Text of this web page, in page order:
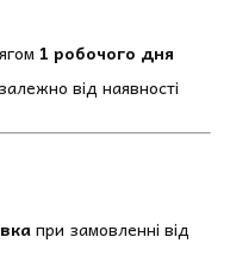
1 робочого дня
від наявності
при замовленні від